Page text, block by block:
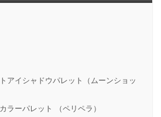
アイシャドウパレット（ムーンショッ
ラーパレット （ペリペラ）